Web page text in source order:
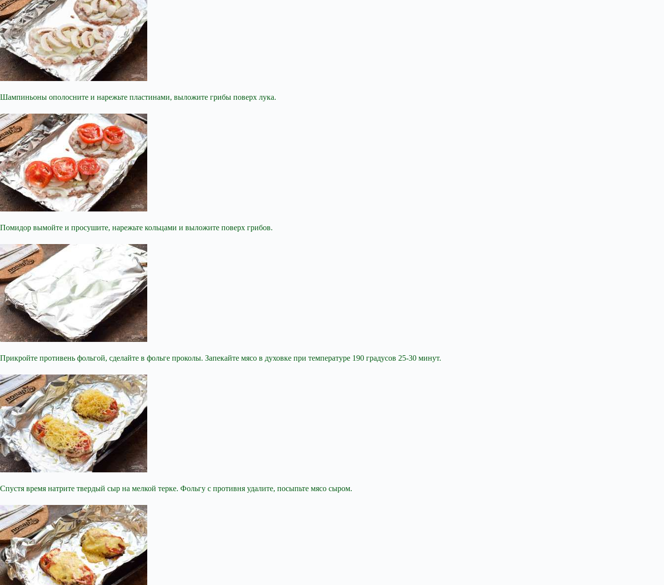
Шампиньоны ополосните и нарежьте пластинами, выложите грибы поверх лука.
Помидор вымойте и просушите, нарежьте кольцами и выложите поверх грибов.
Прикройте противень фольгой, сделайте в фольге проколы. Запекайте мясо в духовке при температуре 190 градусов 25-30 минут.
Спустя время натрите твердый сыр на мелкой терке. Фольгу с противня удалите, посыпьте мясо сыром.